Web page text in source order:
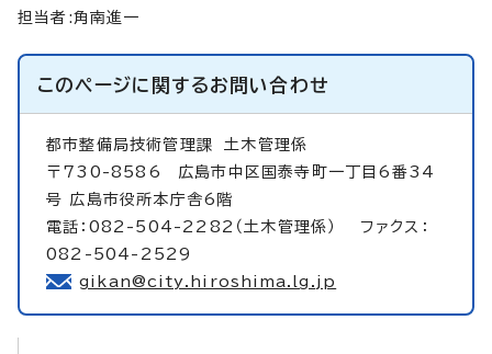
担当者:角南進一
このページに関するお問い合わせ
都市整備局技術管理課土木管理係
〒730-8586 広島市中区国泰寺町一丁目6番34
号 広島市役所本庁舎6階
電話：082-504-2282（土木管理係） ファクス：
082-504-2529
gikan@city.hiroshima.lg.jp